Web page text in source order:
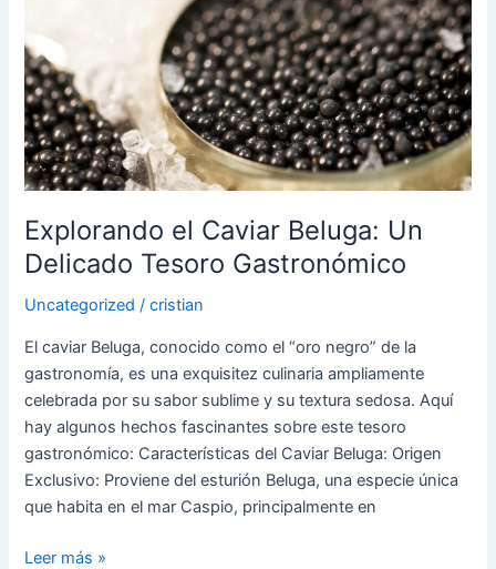
Explorando el Caviar Beluga: Un
Delicado Tesoro Gastronómico
Uncategorized /cristian
El caviar Beluga, conocido como el “oro negro” de la
gastronomía, es una exquisitez culinaria ampliamente
celebrada por su sabor sublime y su textura sedosa. Aquí
hay algunos hechos fascinantes sobre este tesoro
gastronómico: Características del Caviar Beluga: Origen
Exclusivo: Proviene del esturión Beluga, una especie única
que habita en el mar Caspio, principalmente en
Beluga:
Un
Delicado
Tesoro
Gastronómico
Leer más »